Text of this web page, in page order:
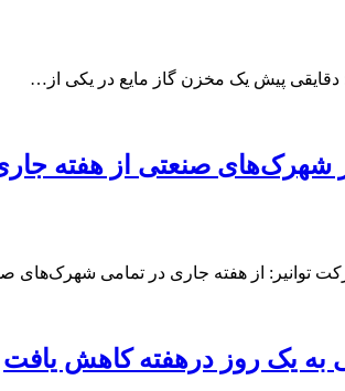
پیش یک مخزن گاز مایع در یکی از…
شهرک‌های صنعتی از هفته
توانیر: از هفته جاری در تمامی شهرک‌های
یک روز درهفته کاهش یافت